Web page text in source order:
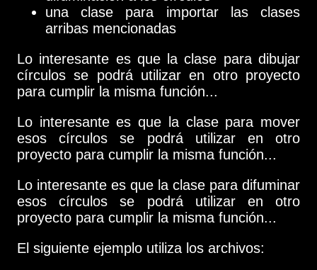
una clase para importar las clases
arribas mencionadas
Lo interesante es que la clase para dibujar
círculos se podrá utilizar en otro proyecto
para cumplir la misma función...
Lo interesante es que la clase para mover
esos círculos se podrá utilizar en otro
proyecto para cumplir la misma función...
Lo interesante es que la clase para difuminar
esos círculos se podrá utilizar en otro
proyecto para cumplir la misma función...
El siguiente ejemplo utiliza los archivos: